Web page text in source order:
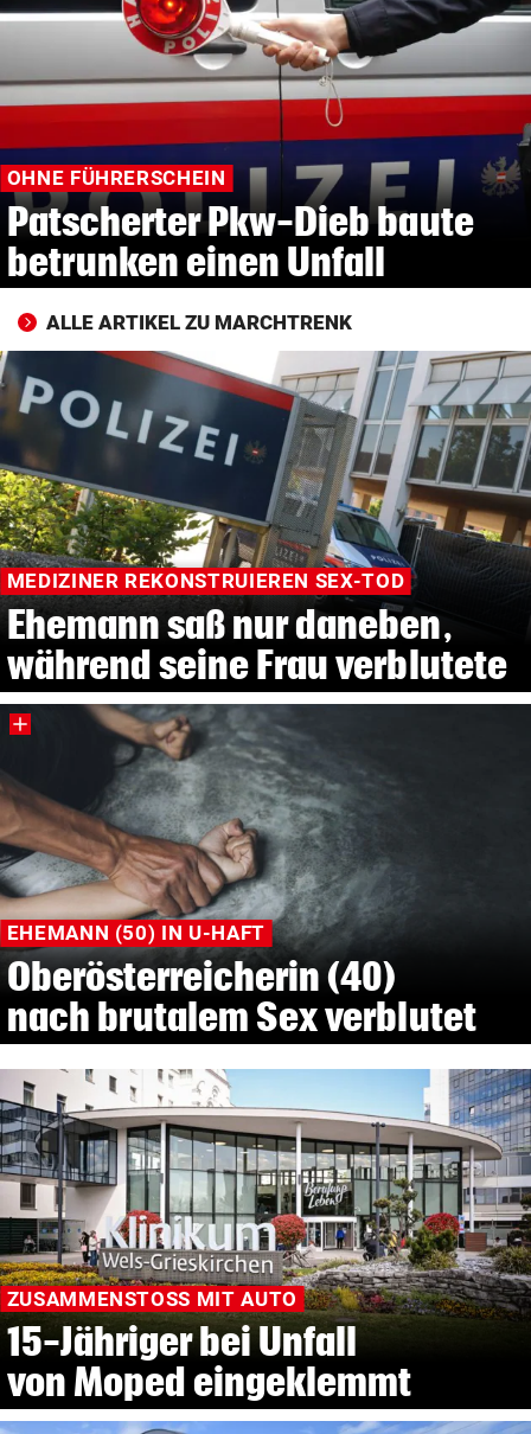
© Krone Multimedia GmbH & Co KG 2026
Muthgasse 2, 1190 Wien
OHNE FÜHRERSCHEIN
Patscherter Pkw-Dieb baute
betrunken einen Unfall
ALLE ARTIKEL ZU MARCHTRENK
MEDIZINER REKONSTRUIEREN SEX-TOD
Ehemann saß nur daneben,
während seine Frau verblutete
EHEMANN (50) IN U-HAFT
Oberösterreicherin (40)
nach brutalem Sex verblutet
ZUSAMMENSTOSS MIT AUTO
15-Jähriger bei Unfall
von Moped eingeklemmt